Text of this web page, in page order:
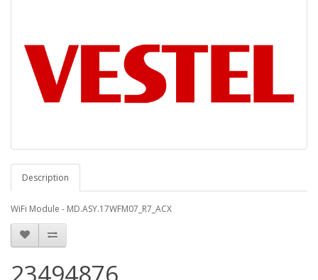
Description
WiFi Module - MD.ASY.17WFM07_R7_ACX